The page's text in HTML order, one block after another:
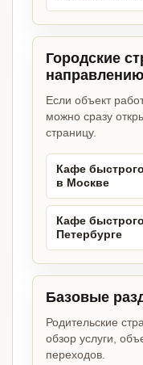
Городские
направлению
Если объект
можно сразу
страницу.
Кафе
в Москве
Кафе
Петербурге
Базовые
Родительские
обзор услуги,
переходов.